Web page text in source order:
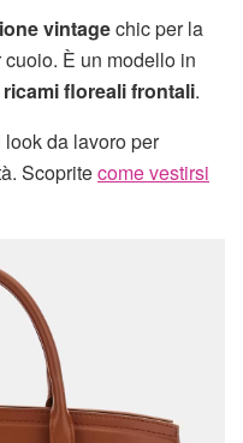
vintagechic per la
È un modello in
ricami floreali frontali.
da lavoro per
Scopritecome vestirsi